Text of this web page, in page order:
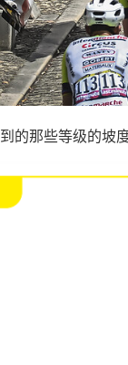
的那些等级的坡